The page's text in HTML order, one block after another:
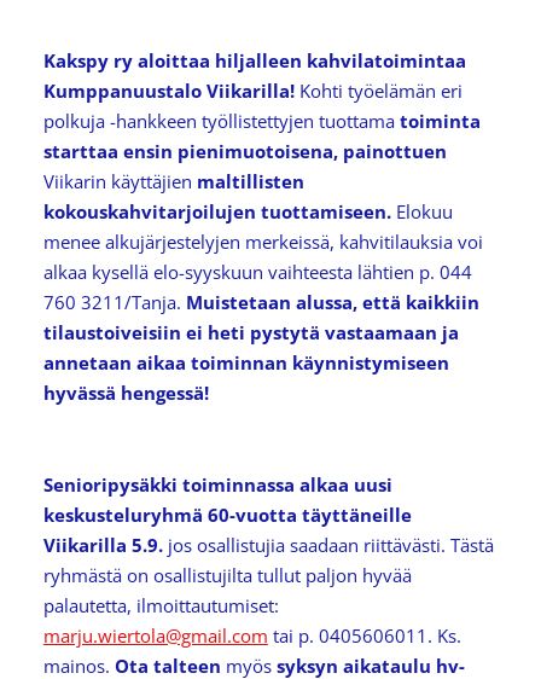
Kakspy ry aloittaa hiljalleen kahvilatoimintaa
Kumppanuustalo Viikarilla!Kohti työelämän eri
polkuja -hankkeen työllistettyjen tuottama toiminta
starttaa ensin pienimuotoisena, painottuen
Viikarin käyttäjien maltillisten
kokouskahvitarjoilujen tuottamiseen.Elokuu
menee alkujärjestelyjen merkeissä, kahvitilauksia voi
alkaa kysellä elo-syyskuun vaihteesta lähtien p. 044
760 3211/Tanja. Muistetaan alussa, että kaikkiin
tilaustoiveisiin ei heti pystytä vastaamaan ja
annetaan aikaa toiminnan käynnistymiseen
hyvässä hengessä!
Senioripysäkki toiminnassa alkaa uusi
keskusteluryhmä 60-vuotta täyttäneille
Viikarilla 5.9.jos osallistujia saadaan riittävästi. Tästä
ryhmästä on osallistujilta tullut paljon hyvää
palautetta, ilmoittautumiset:
marju.wiertola@gmail.com tai p. 0405606011. Ks.
mainos. Ota talteen myös syksyn aikataulu hv-